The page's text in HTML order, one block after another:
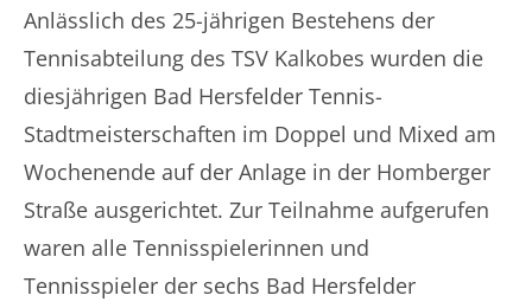
Anlässlich des 25-jährigen Bestehens der
Tennisabteilung des TSV Kalkobes wurden die
diesjährigen Bad Hersfelder Tennis-
Stadtmeisterschaften im Doppel und Mixed am
Wochenende auf der Anlage in der Homberger
Straße ausgerichtet. Zur Teilnahme aufgerufen
waren alle Tennisspielerinnen und
Tennisspieler der sechs Bad Hersfelder